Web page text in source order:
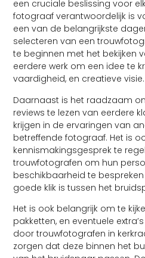
een cruciale beslissing voor
fotograaf verantwoordelijk is
een van de belangrijkste
selecteren van een
te beginnen met het bekijken
eerdere werk om een idee te
vaardigheid, en creatieve visie.
Daarnaast is het raadzaam
reviews te lezen van eerdere
krijgen in de ervaringen van
betreffende fotograaf. Het is
kennismakingsgesprek te
trouwfotografen om hun
beschikbaarheid te
goede klik is tussen het
Het is ook belangrijk om te
pakketten, en eventuele
door trouwfotografen in
zorgen dat deze binnen het